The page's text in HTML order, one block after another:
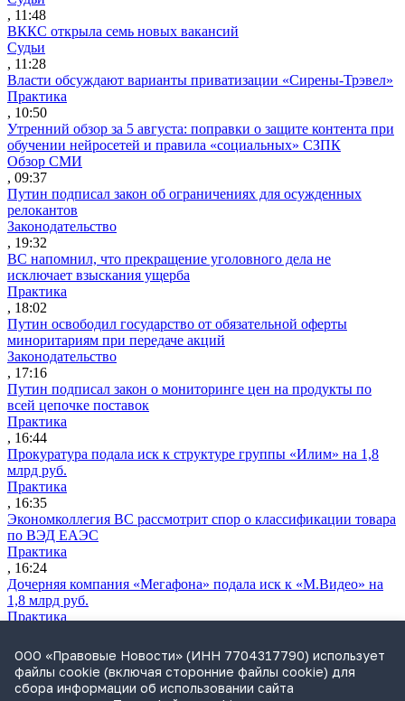
, 11:48
ВККС открыла семь новых вакансий
Судьи
, 11:28
Власти обсуждают варианты приватизации «Сирены-Трэвел»
Практика
, 10:50
Утренний обзор за 5 августа: поправки о защите контента при
обучении нейросетей и правила «социальных» СЗПК
Обзор СМИ
, 09:37
Путин подписал закон об ограничениях для осужденных
релокантов
Законодательство
, 19:32
ВС напомнил, что прекращение уголовного дела не
исключает взыскания ущерба
Практика
, 18:02
Путин освободил государство от обязательной оферты
миноритариям при передаче акций
Законодательство
, 17:16
Путин подписал закон о мониторинге цен на продукты по
всей цепочке поставок
Практика
, 16:44
Прокуратура подала иск к структуре группы «Илим» на 1,8
млрд руб.
Практика
, 16:35
Экономколлегия ВС рассмотрит спор о классификации товара
по ВЭД ЕАЭС
Практика
, 16:24
Дочерняя компания «Мегафона» подала иск к «М.Видео» на
1,8 млрд руб.
Практика
СИП проверит отмену патента на систему управления
устройствами после возражений «Яндекса»
Практика
, 15:17
ООО «Правовые Новости» (ИНН 7704317790) использует
файлы cookie (включая сторонние файлы cookie) для
сбора информации об использовании сайта